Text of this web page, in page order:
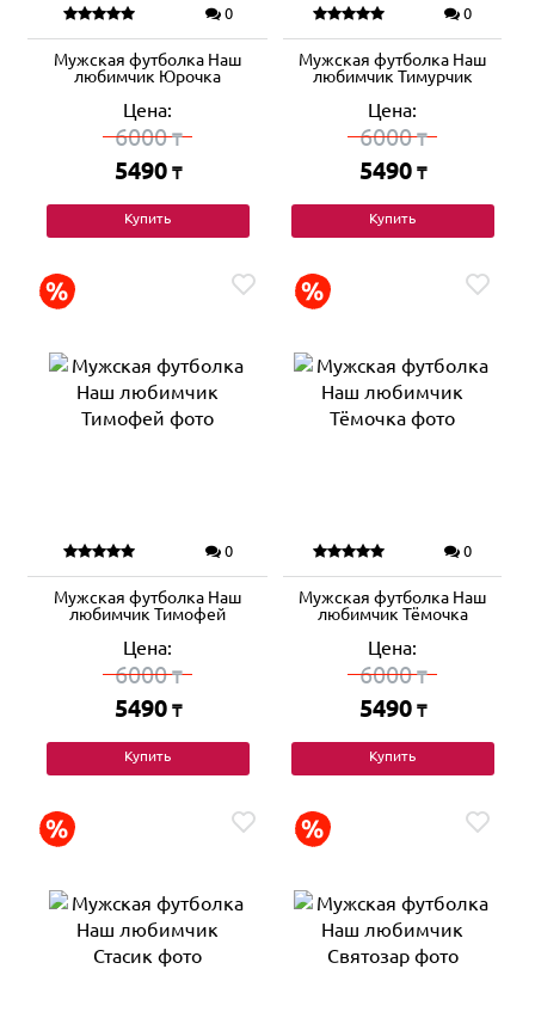
0
Мужская футболка Наш
любимчик Юрочка
Цена:
6000₸
5490 ₸
Купить
0
Мужская футболка Наш
любимчик Тимурчик
Цена:
6000₸
5490 ₸
Купить
0
Мужская футболка Наш
любимчик Тимофей
Цена:
6000₸
5490 ₸
Купить
0
Мужская футболка Наш
любимчик Тёмочка
Цена:
6000₸
5490 ₸
Купить